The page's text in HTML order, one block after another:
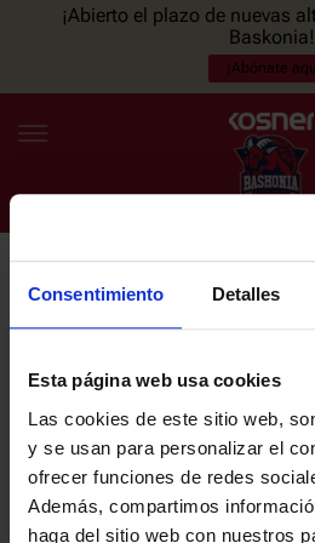
Consentimiento Detalles
Esta página web usa cookies
Las cookies de este sitio web,
y se usan para personalizar el
ofrecer funciones de redes
Además, compartimos
haga del sitio web con nuestros
¡Abierto el plazo de nuevas
Baskonia!
¡Abónate
ES EU
NOTICIAS
NEWSLETTER
últimas noticias y promociones del
Email
He leído y acepto laPolítica de